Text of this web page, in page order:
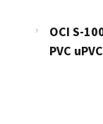
OCI S-
PVC uPVC